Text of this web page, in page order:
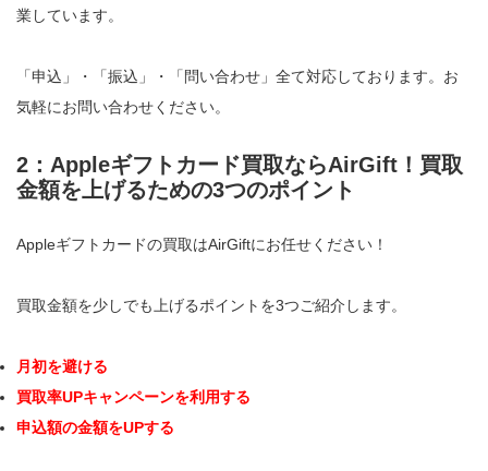
業しています。
「申込」・「振込」・「問い合わせ」全て対応しております。お
気軽にお問い合わせください。
2：Appleギフトカード買取ならAirGift！買取
金額を上げるための3つのポイント
Appleギフトカードの買取はAirGiftにお任せください！
買取金額を少しでも上げるポイントを3つご紹介します。
月初を避ける
買取率UPキャンペーンを利用する
申込額の金額をUPする